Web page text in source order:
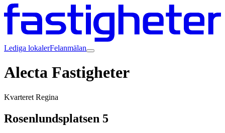
Lediga lokalerFelanmälan
Alecta Fastigheter
Kvarteret Regina
Rosenlundsplatsen 5